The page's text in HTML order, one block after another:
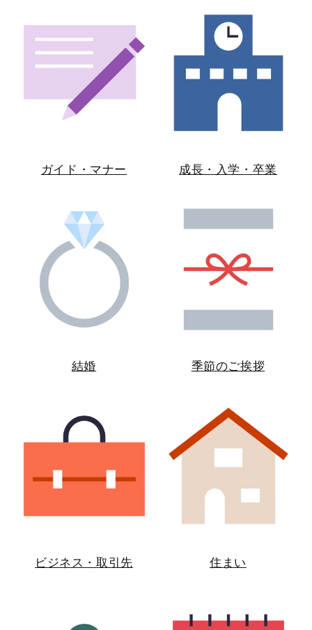
ガイド・マナー 成長・入学・卒業
結婚 季節のご挨拶
ビジネス・取引先 住まい